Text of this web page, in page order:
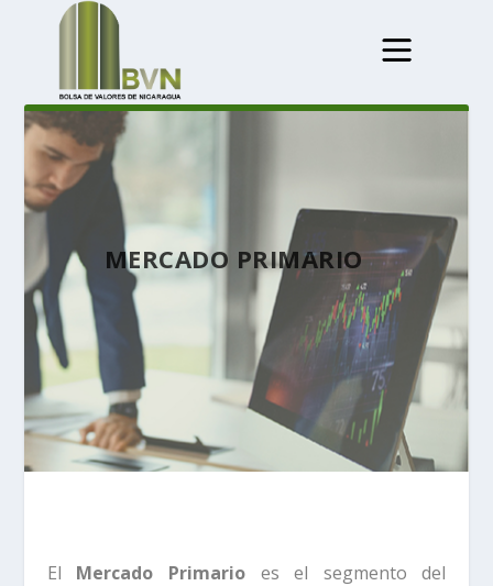
MERCADO PRIMARIO
El Mercado Primarioes el segmento del